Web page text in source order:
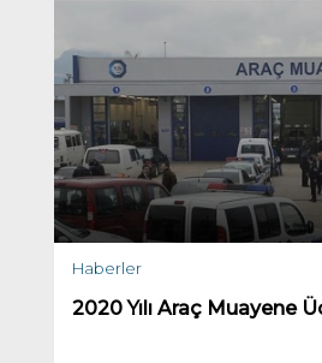
Haberler
2020 Yılı Araç Muayene